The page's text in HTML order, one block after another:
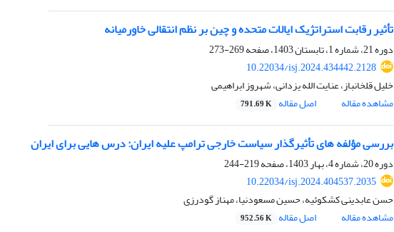
تأثیر رقابت استراتژیک ایالات‌ متحده و چین بر نظم انتقالی خاورمیانه
دوره 21، شماره 1، تابستان 1403، صفحه
269-273
10.22034/isj.2024.434442.2128
خلیل قلخانباز، عنایت الله یزدانی، شهروز ابراهیمی
مشاهده مقاله
اصل مقاله 791.69 K
بررسی مؤلفه های تأثیرگذار سیاست خارجی ترامپ علیه ایران: درس هایی برای ایران
دوره 20، شماره 4، بهار 1403، صفحه
219-244
10.22034/isj.2024.404537.2035
حسن عابدینی کشکوئیه، حسین مسعودنیا، مهناز گودرزی
مشاهده مقاله
اصل مقاله 952.56 K